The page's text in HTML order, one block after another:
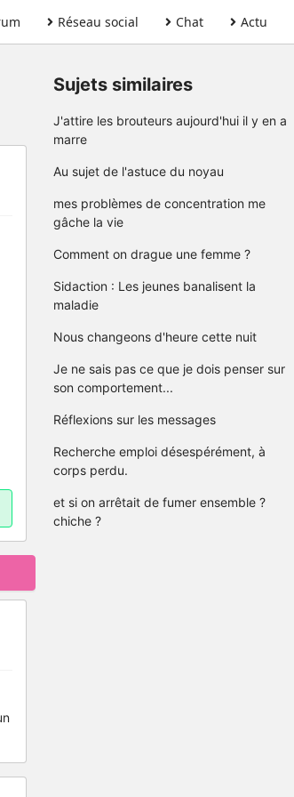
Réseau social Chat Actu
Sujets similaires
J'attire les brouteurs aujourd'hui il y en a
marre
Au sujet de l'astuce du noyau
mes problèmes de concentration me
gâche la vie
Comment on drague une femme ?
Sidaction : Les jeunes banalisent la
maladie
Nous changeons d'heure cette nuit
Je ne sais pas ce que je dois penser sur
son comportement...
Réflexions sur les messages
Recherche emploi désespérément, à
corps perdu.
et si on arrêtait de fumer ensemble ?
chiche ?